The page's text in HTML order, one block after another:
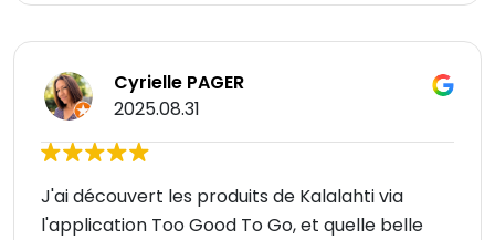
Cyrielle PAGER
2025.08.31
J'ai découvert les produits de Kalalahti via
l'application Too Good To Go, et quelle belle